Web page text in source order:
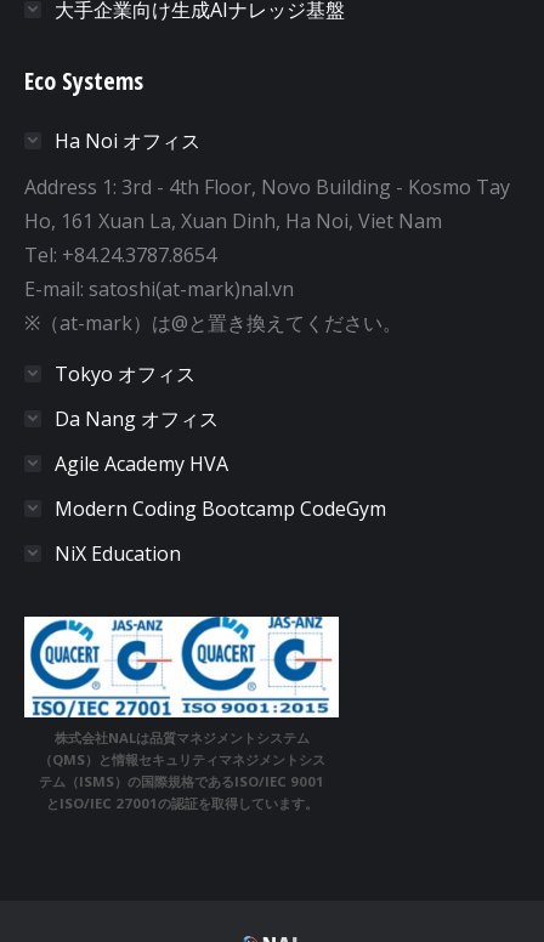
大手企業向け生成AIナレッジ基盤
Eco Systems
Ha Noi オフィス
Address 1: 3rd - 4th Floor, Novo Building - Kosmo Tay
Ho, 161 Xuan La, Xuan Dinh, Ha Noi, Viet Nam
Tel: +84.24.3787.8654
E-mail: satoshi(at-mark)nal.vn
※（at-mark）は@と置き換えてください。
Tokyo オフィス
Da Nang オフィス
Agile Academy HVA
Modern Coding Bootcamp CodeGym
NiX Education
株式会社NALは品質マネジメントシステム
（QMS）と情報セキュリティマネジメントシス
テム（ISMS）の国際規格であるISO/IEC 9001
とISO/IEC 27001の認証を取得しています。